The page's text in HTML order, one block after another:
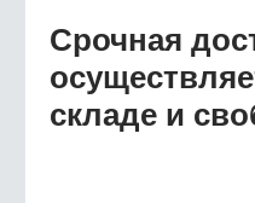
Срочная
складе и